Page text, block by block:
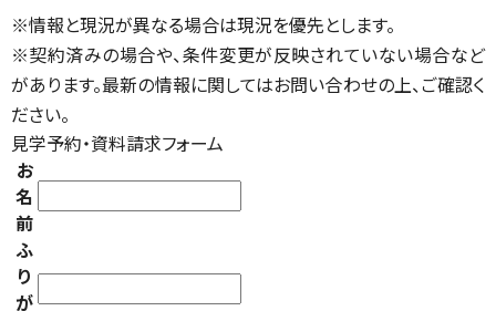
※情報と現況が異なる場合は現況を優先とします。
※契約済みの場合や、条件変更が反映されていない場合など
があります。最新の情報に関してはお問い合わせの上、ご確認く
ださい。
見学予約・資料請求フォーム
お
名
前
ふ
り
が